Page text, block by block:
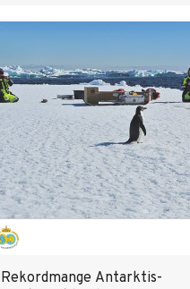
Rekordmange Antarktis-